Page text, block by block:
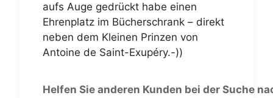
aufs Auge gedrückt habe einen
Ehrenplatz im Bücherschrank – direkt
neben dem Kleinen Prinzen von
Antoine de Saint-Exupéry.-))
Helfen Sie anderen Kunden bei der Suche